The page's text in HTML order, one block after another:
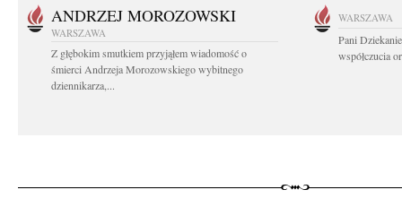
ANDRZEJ MOROZOWSKI
WARSZAWA
Z głębokim smutkiem przyjąłem wiadomość o
śmierci Andrzeja Morozowskiego wybitnego
dziennikarza,...
WARSZAWA
Pani
współczucia